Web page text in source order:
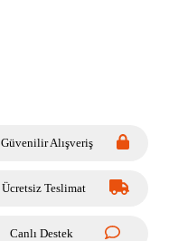
Güvenilir Alışveriş
Ücretsiz Teslimat
Canlı Destek